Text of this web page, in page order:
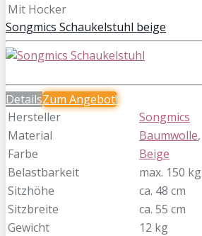
Mit Hocker
Songmics Schaukelstuhl beige
DetailsZum Angebot!
Hersteller
Songmics
Material
Baumwolle,
Farbe
Beige
Belastbarkeit
max. 150 kg
Sitzhöhe
ca. 48 cm
Sitzbreite
ca. 55 cm
Gewicht
12 kg